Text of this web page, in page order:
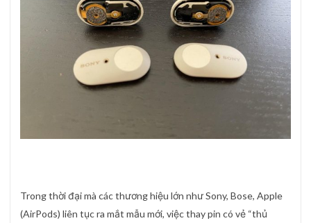
Trong thời đại mà các thương hiệu lớn như Sony, Bose, Apple
(AirPods) liên tục ra mắt mẫu mới, việc thay pin có vẻ “thủ